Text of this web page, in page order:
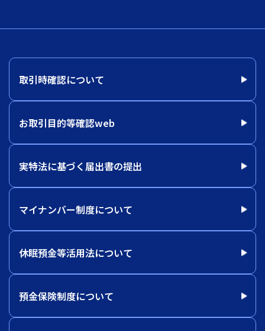
取引時確認について
お取引目的等確認web
実特法に基づく届出書の提出
マイナンバー制度について
休眠預金等活用法について
預金保険制度について